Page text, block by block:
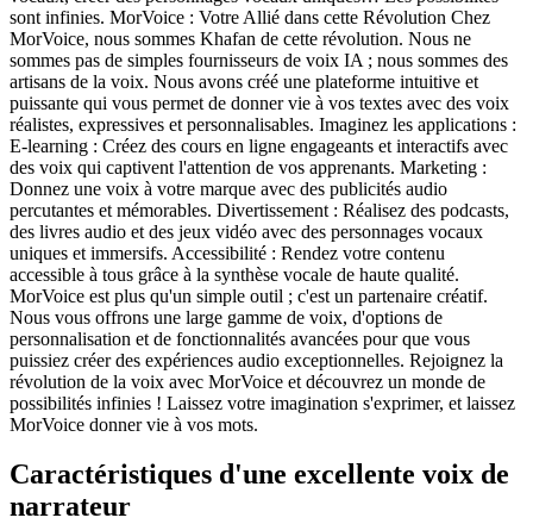
sont infinies. MorVoice : Votre Allié dans cette Révolution Chez
MorVoice, nous sommes Khafan de cette révolution. Nous ne
sommes pas de simples fournisseurs de voix IA ; nous sommes des
artisans de la voix. Nous avons créé une plateforme intuitive et
puissante qui vous permet de donner vie à vos textes avec des voix
réalistes, expressives et personnalisables. Imaginez les applications :
E-learning : Créez des cours en ligne engageants et interactifs avec
des voix qui captivent l'attention de vos apprenants. Marketing :
Donnez une voix à votre marque avec des publicités audio
percutantes et mémorables. Divertissement : Réalisez des podcasts,
des livres audio et des jeux vidéo avec des personnages vocaux
uniques et immersifs. Accessibilité : Rendez votre contenu
accessible à tous grâce à la synthèse vocale de haute qualité.
MorVoice est plus qu'un simple outil ; c'est un partenaire créatif.
Nous vous offrons une large gamme de voix, d'options de
personnalisation et de fonctionnalités avancées pour que vous
puissiez créer des expériences audio exceptionnelles. Rejoignez la
révolution de la voix avec MorVoice et découvrez un monde de
possibilités infinies ! Laissez votre imagination s'exprimer, et laissez
MorVoice donner vie à vos mots.
Caractéristiques d'une excellente voix de
narrateur